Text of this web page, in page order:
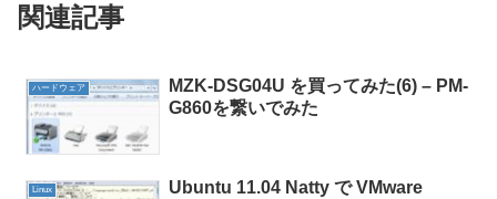
関連記事
ハードウェア
MZK-DSG04U を買ってみた(6) – PM-
G860を繋いでみた
Linux
Ubuntu 11.04 Natty で VMware